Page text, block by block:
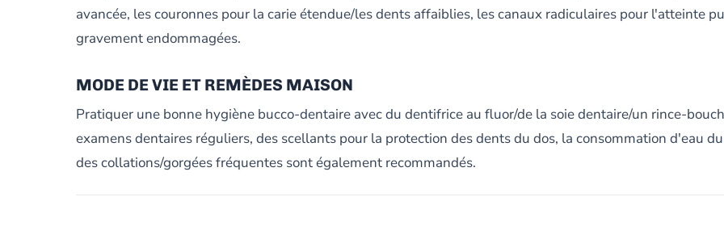
avancée, les couronnes pour la carie étendue/les dents affaiblies, les canaux radiculaires pour l'atteinte
gravement endommagées.
MODE DE VIE ET REMÈDES MAISON
Pratiquer une bonne hygiène bucco-dentaire avec du dentifrice au fluor/de la soie dentaire/un rince-
examens dentaires réguliers, des scellants pour la protection des dents du dos, la consommation d'eau
des collations/gorgées fréquentes sont également recommandés.